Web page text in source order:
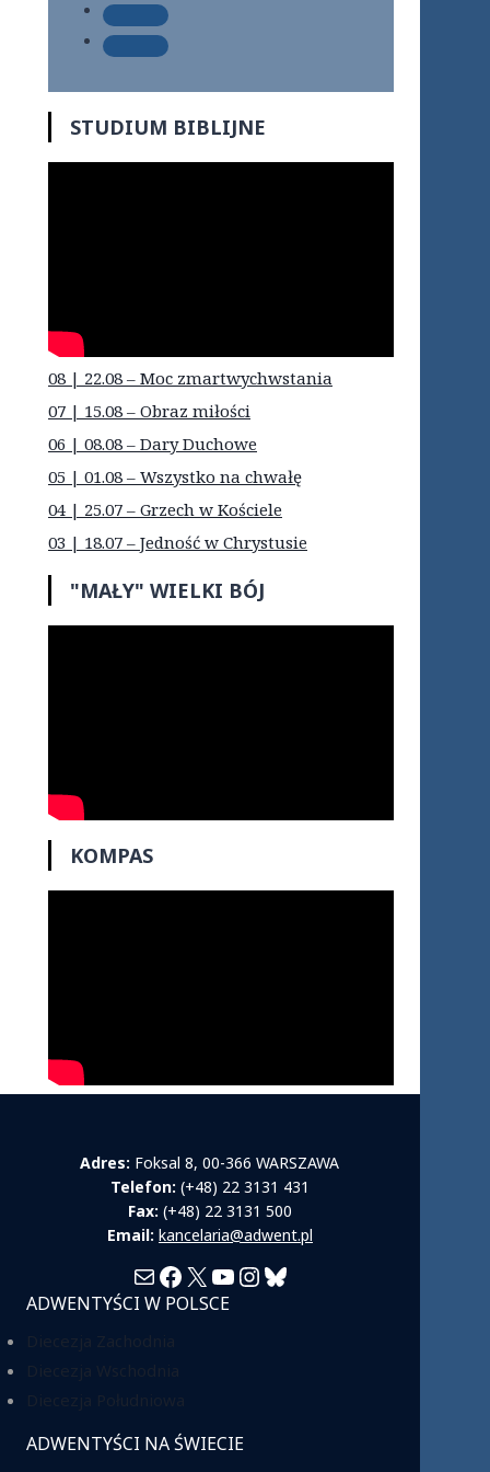
STUDIUM BIBLIJNE
08 | 22.08 – Moc zmartwychwstania
07 | 15.08 – Obraz miłości
06 | 08.08 – Dary Duchowe
05 | 01.08 – Wszystko na chwałę
04 | 25.07 – Grzech w Kościele
03 | 18.07 – Jedność w Chrystusie
"MAŁY" WIELKI BÓJ
KOMPAS
Adres: Foksal 8, 00-366 WARSZAWA
Telefon: (+48) 22 3131 431
Fax: (+48) 22 3131 500
Email: kancelaria@adwent.pl
MailFacebook
X YouTube
Instagram
Bluesky
ADWENTYŚCI W POLSCE
ADWENTYŚCI NA ŚWIECIE